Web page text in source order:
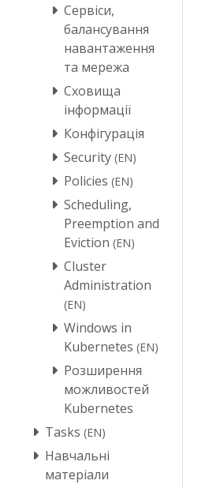
Сервіси,
балансування
навантаження
та мережа
Сховища
інформації
Конфігурація
Security (EN)
Policies (EN)
Scheduling,
Preemption and
Eviction (EN)
Cluster
Administration
(EN)
Windows in
Kubernetes (EN)
Розширення
можливостей
Kubernetes
Tasks (EN)
Навчальні
матеріали